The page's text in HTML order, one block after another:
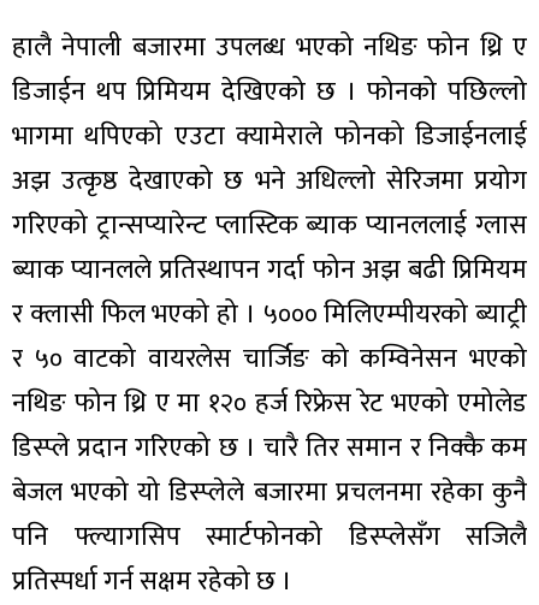
हालै नेपाली बजारमा उपलब्ध भएको नथिङ फोन थ्रि ए
डिजाईन थप प्रिमियम देखिएको छ । फोनको पछिल्लो
भागमा थपिएको एउटा क्यामेराले फोनको डिजाईनलाई
अझ उत्कृष्ठ देखाएको छ भने अधिल्लो सेरिजमा प्रयोग
गरिएको ट्रान्सप्यारेन्ट प्लास्टिक ब्याक प्यानललाई ग्लास
ब्याक प्यानलले प्रतिस्थापन गर्दा फोन अझ बढी प्रिमियम
र क्लासी फिल भएको हो । ५००० मिलिएम्पीयरको ब्याट्री
र ५० वाटको वायरलेस चार्जिङ को कम्विनेसन भएको
नथिङ फोन थ्रि ए मा १२० हर्ज रिफ्रेस रेट भएको एमोलेड
डिस्प्ले प्रदान गरिएको छ । चारै तिर समान र निक्कै कम
बेजल भएको यो डिस्प्लेले बजारमा प्रचलनमा रहेका कुनै
पनि फ्ल्यागसिप स्मार्टफोनको डिस्प्लेसँग सजिलै
प्रतिस्पर्धा गर्न सक्षम रहेको छ ।